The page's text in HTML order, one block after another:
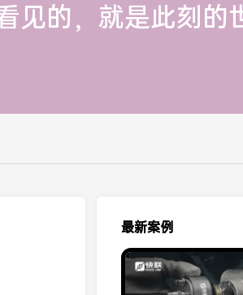
见的，就是此刻的
最新案例